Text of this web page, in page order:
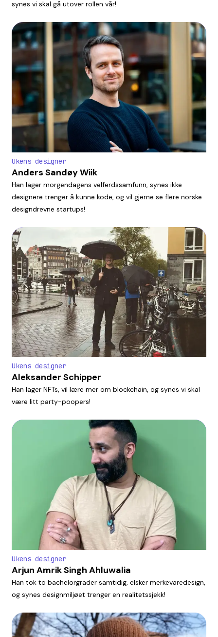
synes vi skal gå utover rollen vår!
Ukens designer
Anders Sandøy Wiik
Han lager morgendagens velferdssamfunn, synes ikke
designere trenger å kunne kode, og vil gjerne se flere norske
designdrevne startups!
Ukens designer
Aleksander Schipper
Han lager NFTs, vil lære mer om blockchain, og synes vi skal
være litt party-poopers!
Ukens designer
Arjun Amrik Singh Ahluwalia
Han tok to bachelorgrader samtidig, elsker merkevaredesign,
og synes designmiljøet trenger en realitetssjekk!